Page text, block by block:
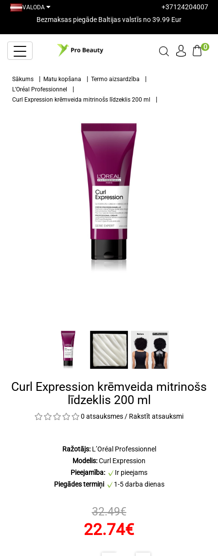
VALODA
+37124204007
Bezmaksas piegāde Baltijas valstīs no 39.99 Eur
0
Sākums Matu kopšana
Termo aizsardzība
L’Oréal Professionnel
Curl Expression krēmveida mitrinošs līdzeklis 200 ml
Curl Expression krēmveida mitrinošs
līdzeklis 200 ml
0 atsauksmes / Rakstīt atsauksmi
Ražotājs: L’Oréal Professionnel
Modelis:Curl Expression
Pieejamība:
Ir pieejams
Piegādes termiņi
1-5 darba dienas
32.49€
22.74€